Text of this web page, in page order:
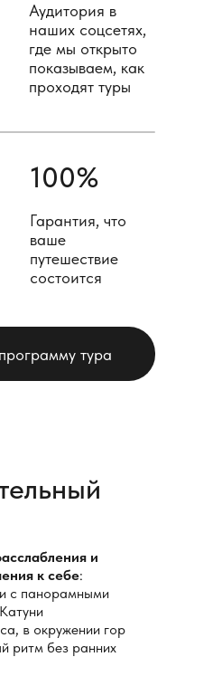
Гарантия, что
ваше
путешествие
состоится
100%
Аудитория в
наших соцсетях,
где мы открыто
показываем, как
проходят туры
тура
и
к себе:
с панорамными
в окружении гор
ритм без ранних
в Алтай